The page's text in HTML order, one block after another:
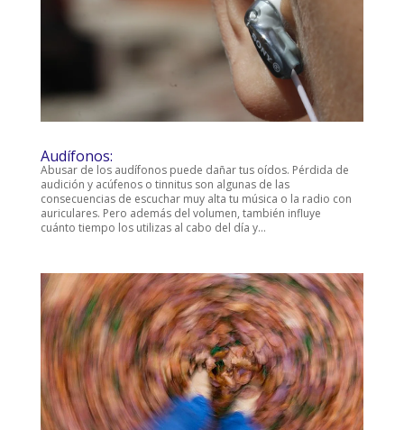
Audífonos:
Abusar de los audífonos puede dañar tus oídos. Pérdida de
audición y acúfenos o tinnitus son algunas de las
consecuencias de escuchar muy alta tu música o la radio con
auriculares. Pero además del volumen, también influye
cuánto tiempo los utilizas al cabo del día y...